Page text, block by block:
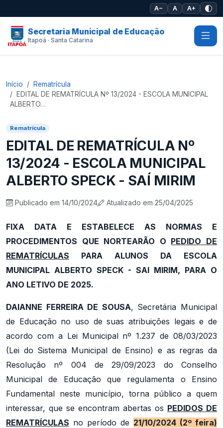
A− A A+
Secretaria Municipal de Educação
Itapoá · Santa Catarina
Início
Rematrícula
EDITAL DE REMATRÍCULA Nº 13/2024 - ESCOLA MUNICIPAL
ALBERTO…
Rematrícula
EDITAL DE REMATRÍCULA Nº
13/2024 - ESCOLA MUNICIPAL
ALBERTO SPECK - SAÍ MIRIM
Publicado em 14/10/2024 Atualizado em 25/04/2025
FIXA DATA E ESTABELECE AS NORMAS E
PROCEDIMENTOS QUE NORTEARÃO O PEDIDO DE
REMATRÍCULAS PARA ALUNOS DA ESCOLA
MUNICIPAL ALBERTO SPECK - SAI MIRIM, PARA O
ANO LETIVO DE 2025.
DAIANNE FERREIRA DE SOUSA, Secretária Municipal
de Educação no uso de suas atribuições legais e de
acordo com a Lei Municipal nº 1.237 de 08/03/2023
(Lei do Sistema Municipal de Ensino) e as regras da
Resolução nº 004 de 29/09/2023 do Conselho
Municipal de Educação que regulamenta o Ensino
Fundamental neste município, torna público a quem
interessar, que se encontram abertas os PEDIDOS DE
REMATRÍCULAS no período de 21/10/2024 (2º feira)